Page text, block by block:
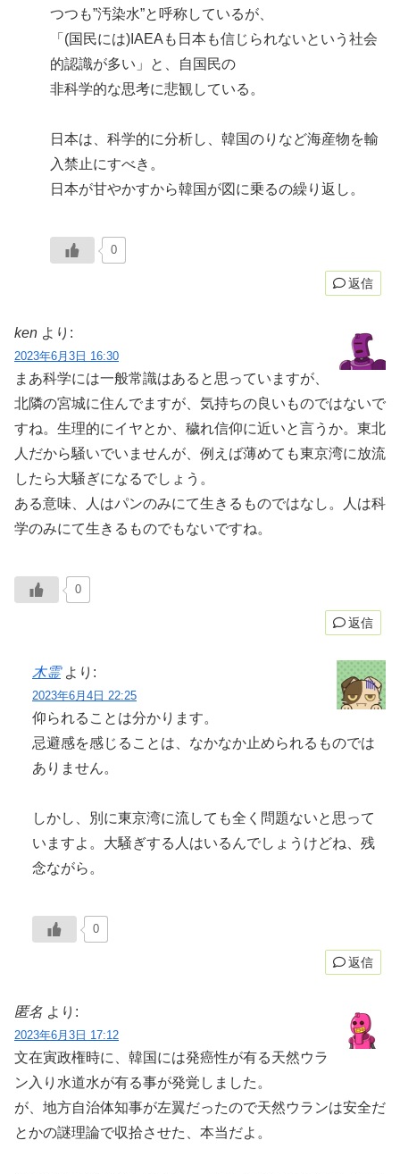
つつも”汚染水”と呼称しているが、
「(国民には)IAEAも日本も信じられないという社会
的認識が多い」と、自国民の
非科学的な思考に悲観している。
日本は、科学的に分析し、韓国のりなど海産物を輸
入禁止にすべき。
日本が甘やかすから韓国が図に乗るの繰り返し。
0
返信
ken より:
2023年6月3日 16:30
まあ科学には一般常識はあると思っていますが、
北隣の宮城に住んでますが、気持ちの良いものではないで
すね。生理的にイヤとか、穢れ信仰に近いと言うか。東北
人だから騒いでいませんが、例えば薄めても東京湾に放流
したら大騒ぎになるでしょう。
ある意味、人はパンのみにて生きるものではなし。人は科
学のみにて生きるものでもないですね。
0
返信
木霊 より:
2023年6月4日 22:25
仰られることは分かります。
忌避感を感じることは、なかなか止められるものでは
ありません。
しかし、別に東京湾に流しても全く問題ないと思って
いますよ。大騒ぎする人はいるんでしょうけどね、残
念ながら。
0
返信
匿名 より:
2023年6月3日 17:12
文在寅政権時に、韓国には発癌性が有る天然ウラ
ン入り水道水が有る事が発覚しました。
が、地方自治体知事が左翼だったので天然ウランは安全だ
とかの謎理論で収拾させた、本当だよ。